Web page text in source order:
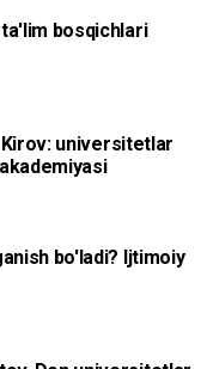
bosqichlari
universitetlar
bo'ladi? Ijtimoiy